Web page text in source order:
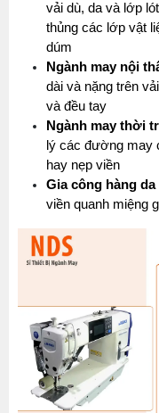
vải dù, da và lớp
thủng các lớp vật
dúm
Ngành may nội
dài và nặng trên
và đều tay
Ngành may thời
lý các đường may
hay nẹp viền
Gia công hàng da
viền quanh miệng